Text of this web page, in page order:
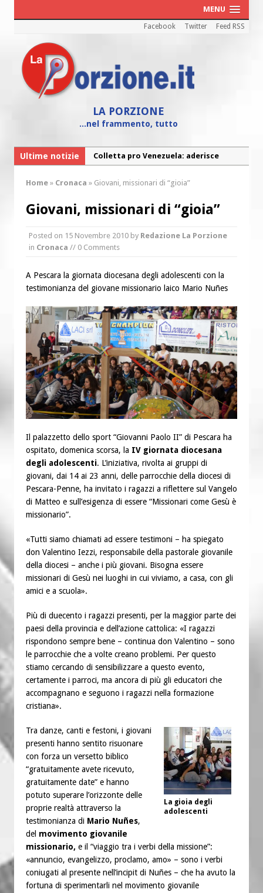
MENU
Facebook Twitter Feed RSS
LA PORZIONE
...nel frammento, tutto
Ultime notizie
Colletta pro Venezuela: aderisce
Fine vita: la Chiesa Cattolica inglese si
mobilita contro il suicidio assistito
Montesilvano: “Tanta la devozione”
“Chiediamo al Signore di capire ciò che
vita”
Home » Cronaca » Giovani, missionari di “gioia”
Giovani, missionari di “gioia”
Posted on 15 Novembre 2010 by Redazione La Porzione
in Cronaca // 0 Comments
A Pescara la giornata diocesana degli adolescenti con la
testimonianza del giovane missionario laico Mario Nuñes
Il palazzetto dello sport “Giovanni Paolo II” di Pescara ha
ospitato, domenica scorsa, la IV giornata diocesana
degli adolescenti. L’iniziativa, rivolta ai gruppi di
giovani, dai 14 ai 23 anni, delle parrocchie della diocesi di
Pescara-Penne, ha invitato i ragazzi a riflettere sul Vangelo
di Matteo e sull’esigenza di essere “Missionari come Gesù è
missionario”.
«Tutti siamo chiamati ad essere testimoni – ha spiegato
don Valentino Iezzi, responsabile della pastorale giovanile
della diocesi – anche i più giovani. Bisogna essere
missionari di Gesù nei luoghi in cui viviamo, a casa, con gli
amici e a scuola».
Più di duecento i ragazzi presenti, per la maggior parte dei
paesi della provincia e dell’azione cattolica: «I ragazzi
rispondono sempre bene – continua don Valentino – sono
le parrocchie che a volte creano problemi. Per questo
stiamo cercando di sensibilizzare a questo evento,
certamente i parroci, ma ancora di più gli educatori che
accompagnano e seguono i ragazzi nella formazione
cristiana».
La gioia degli
adolescenti
Tra danze, canti e festoni, i giovani
presenti hanno sentito risuonare
con forza un versetto biblico
“gratuitamente avete ricevuto,
gratuitamente date” e hanno
potuto superare l’orizzonte delle
proprie realtà attraverso la
testimonianza di Mario Nuñes,
del movimento giovanile
missionario, e il “viaggio tra i verbi della missione”:
«annuncio, evangelizzo, proclamo, amo» – sono i verbi
coniugati al presente nell’incipit di Nuñes – che ha avuto la
fortuna di sperimentarli nel movimento giovanile